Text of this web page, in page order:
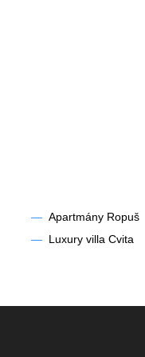
— Apartmány Ropuš
— Luxury villa Cvita